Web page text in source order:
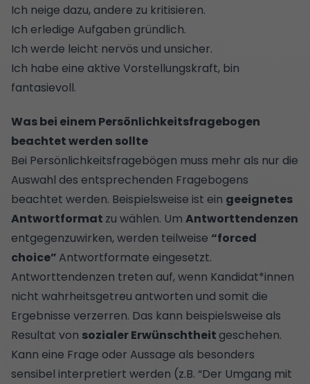
Ich neige dazu, andere zu kritisieren.
Ich erledige Aufgaben gründlich.
Ich werde leicht nervös und unsicher.
Ich habe eine aktive Vorstellungskraft, bin
fantasievoll.
Was bei einem Persönlichkeitsfragebogen
beachtet werden sollte
Bei Persönlichkeitsfragebögen muss mehr als nur die
Auswahl des entsprechenden Fragebogens
beachtet werden. Beispielsweise ist ein geeignetes
Antwortformat zu wählen. Um Antworttendenzen
entgegenzuwirken, werden teilweise “forced
choice” Antwortformate eingesetzt.
Antworttendenzen treten auf, wenn Kandidat*innen
nicht wahrheitsgetreu antworten und somit die
Ergebnisse verzerren. Das kann beispielsweise als
Resultat von sozialer Erwünschtheitgeschehen.
Kann eine Frage oder Aussage als besonders
sensibel interpretiert werden (z.B. “Der Umgang mit